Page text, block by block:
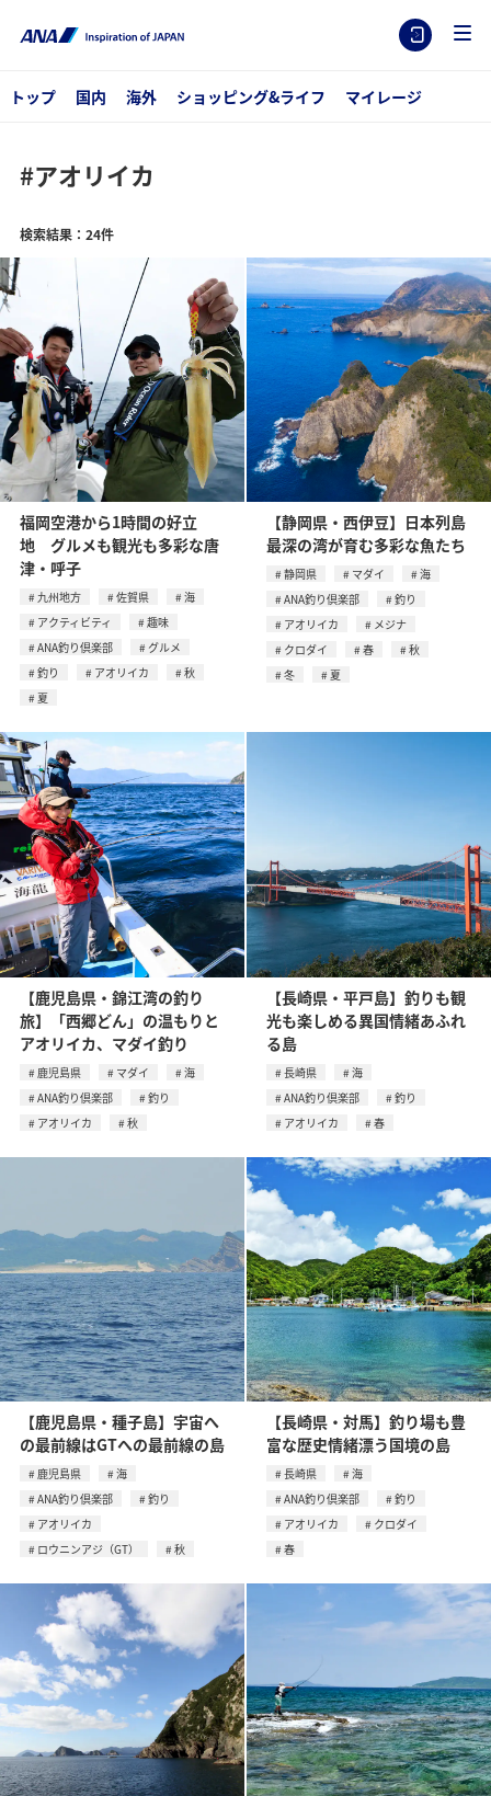
トップ 国内 海外 ショッピング&ライフ マイレージ
#アオリイカ
検索結果：24件
福岡空港から1時間の好立
地 グルメも観光も多彩な唐
津・呼子
九州地方 佐賀県
海
アクティビティ
趣味
ANA釣り倶楽部
グルメ
釣り
アオリイカ
秋
夏
【静岡県・西伊豆】日本列島
最深の湾が育む多彩な魚たち
静岡県 マダイ
海
ANA釣り倶楽部
釣り
アオリイカ
メジナ
クロダイ
春
秋
冬
夏
【鹿児島県・錦江湾の釣り
旅】「西郷どん」の温もりと
アオリイカ、マダイ釣り
鹿児島県 マダイ
海
ANA釣り倶楽部
釣り
アオリイカ
秋
【長崎県・平戸島】釣りも観
光も楽しめる異国情緒あふれ
る島
長崎県
海
ANA釣り倶楽部
釣り
アオリイカ
春
【鹿児島県・種子島】宇宙へ
の最前線はGTへの最前線の島
鹿児島県
海
ANA釣り倶楽部
釣り
アオリイカ
ロウニンアジ（GT）
秋
【長崎県・対馬】釣り場も豊
富な歴史情緒漂う国境の島
長崎県
海
ANA釣り倶楽部
釣り
アオリイカ
クロダイ
春